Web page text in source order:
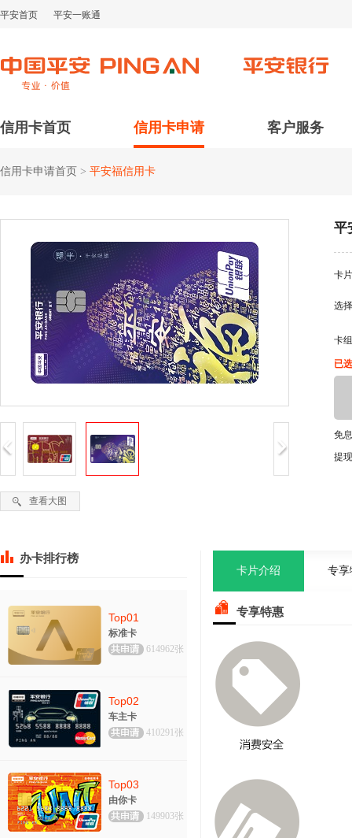
平安首页 平安一账通
信用卡首页 信用卡申请 客户服务
信用卡申请首页 > 平安福信用卡
查看大图
平
卡
选
卡
已
免
提
办卡排行榜
Top01
标准卡
614962张
Top02
车主卡
410291张
Top03
由你卡
149903张
卡片介绍 专享
专享特惠